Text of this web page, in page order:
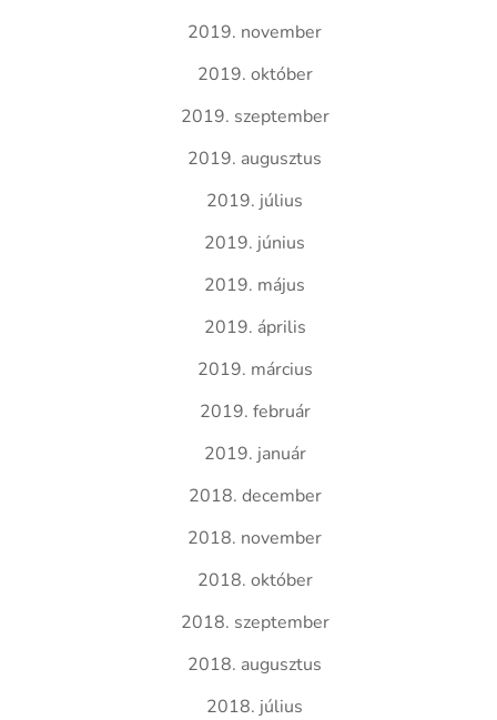
2019. november
2019. október
2019. szeptember
2019. augusztus
2019. július
2019. június
2019. május
2019. április
2019. március
2019. február
2019. január
2018. december
2018. november
2018. október
2018. szeptember
2018. augusztus
2018. július